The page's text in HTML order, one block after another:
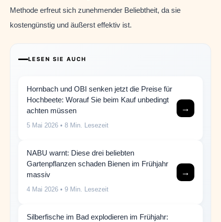
Methode erfreut sich zunehmender Beliebtheit, da sie
kostengünstig und äußerst effektiv ist.
LESEN SIE AUCH
Hornbach und OBI senken jetzt die Preise für
Hochbeete: Worauf Sie beim Kauf unbedingt
achten müssen
5 Mai 2026 • 8 Min. Lesezeit
→
NABU warnt: Diese drei beliebten
Gartenpflanzen schaden Bienen im Frühjahr
massiv
4 Mai 2026 • 9 Min. Lesezeit
→
Silberfische im Bad explodieren im Frühjahr: